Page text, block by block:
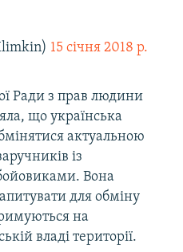
15 січня 2018 р.
Ради з прав людини
що українська
актуальною
із
Вона
для обміну
на
владі території.